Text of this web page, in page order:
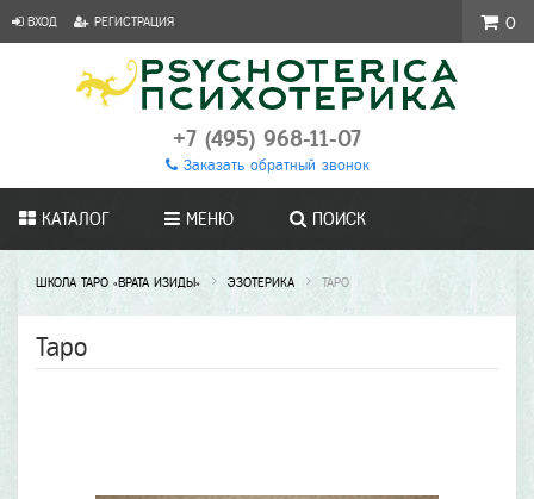
ВХОД РЕГИСТРАЦИЯ
+7 (495) 968-11-07
Заказать обратный звонок
КАТАЛОГ МЕНЮ ПОИСК
ШКОЛА ТАРО «ВРАТА ИЗИДЫ» ЭЗОТЕРИКА ТАРО
Таро
0